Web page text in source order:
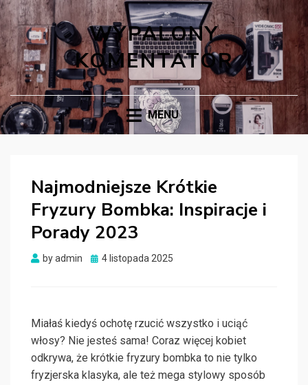
WYPALONY
KOMENTATOR
MENU
Najmodniejsze Krótkie
Fryzury Bombka: Inspiracje i
Porady 2023
byadmin
Posted
4 listopada 2025
Miałaś kiedyś ochotę rzucić wszystko i uciąć
włosy? Nie jesteś sama! Coraz więcej kobiet
odkrywa, że krótkie fryzury bombka to nie tylko
fryzjerska klasyka, ale też mega stylowy sposób